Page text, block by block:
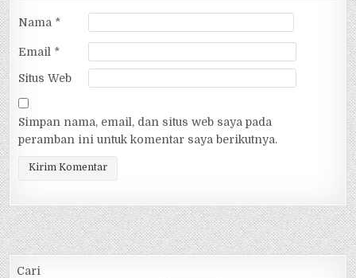
Nama *
Email *
Situs Web
Simpan nama, email, dan situs web saya pada
peramban ini untuk komentar saya berikutnya.
Cari